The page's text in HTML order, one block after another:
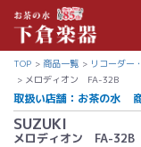
TOP 商品一覧 リコーダー
メロディオン FA-32B
取扱い店舗：お茶の水
SUZUKI
メロディオン FA-32B